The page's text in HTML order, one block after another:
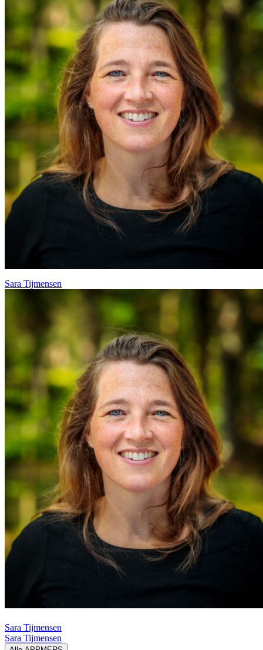
Sara Tijmensen
Sara Tijmensen
Sara Tijmensen